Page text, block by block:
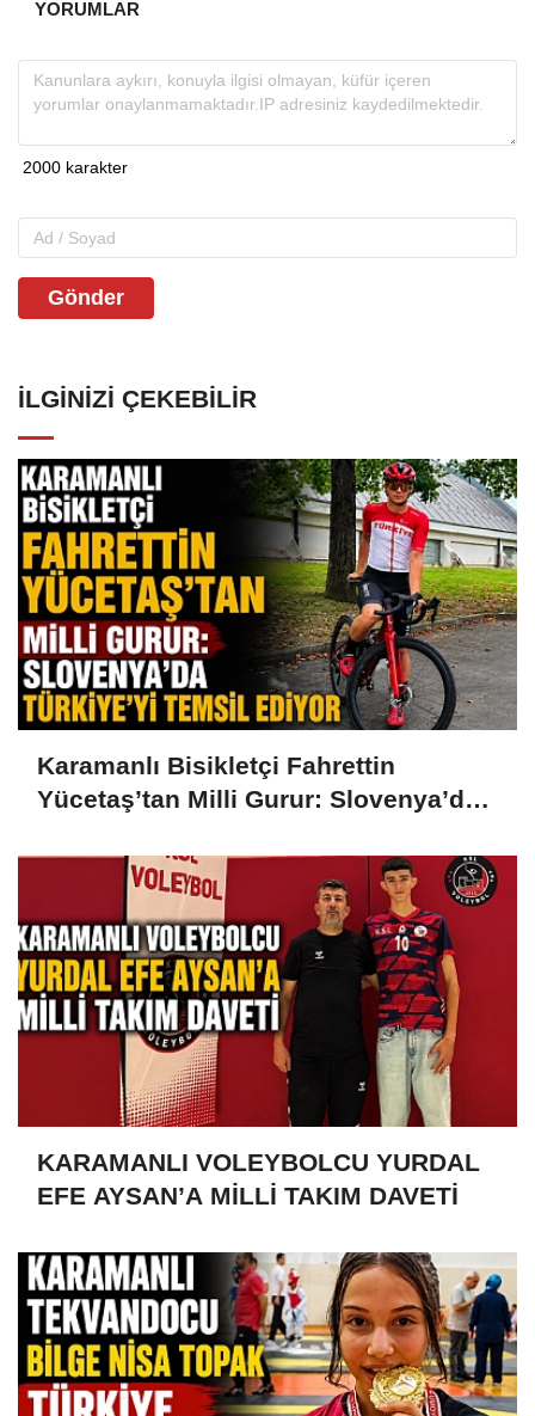
YORUMLAR
Gönder
İLGINIZI ÇEKEBILIR
Karamanlı Bisikletçi Fahrettin
Yücetaş’tan Milli Gurur: Slovenya’da
KARAMANLI VOLEYBOLCU YURDAL
EFE AYSAN’A MİLLİ TAKIM DAVETİ